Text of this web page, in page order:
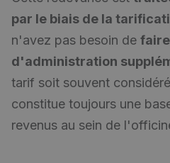
par le biais de la
n'avez pas besoin de
d'administration
tarif soit souvent
constitue toujours une
revenus au sein de